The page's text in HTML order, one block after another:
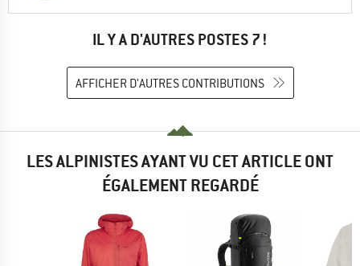
IL Y A D'AUTRES POSTES 7 !
AFFICHER D'AUTRES CONTRIBUTIONS
LES ALPINISTES AYANT VU CET ARTICLE ONT
ÉGALEMENT REGARDÉ